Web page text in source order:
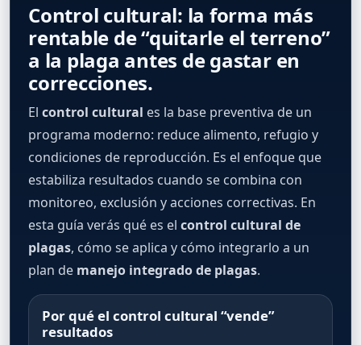
Control cultural: la forma más
rentable de “quitarle el terreno”
a la plaga antes de gastar en
correcciones.
El control cultural es la base preventiva de un
programa moderno: reduce alimento, refugio y
condiciones de reproducción. Es el enfoque que
estabiliza resultados cuando se combina con
monitoreo, exclusión y acciones correctivas. En
esta guía verás qué es el control cultural de
plagas, cómo se aplica y cómo integrarlo a un
plan de manejo integrado de plagas.
Por qué el control cultural “vende”
resultados